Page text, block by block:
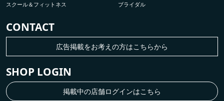
スクール＆フィットネス ブライダル
SHOP LOGIN
掲載中の店舗ログインはこちら
CONTACT
広告掲載をお考えの方はこちらから